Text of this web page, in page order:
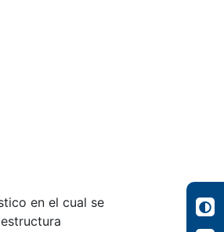
en el cual se